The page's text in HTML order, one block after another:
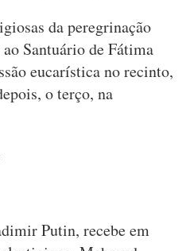
da peregrinação
Santuário de Fátima
eucarística no recinto,
o terço, na
Putin, recebe em